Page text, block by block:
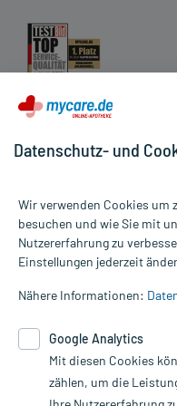
Alle Preise gelten inkl.
Informationen auf dieser
die Untersuchung und
Therapien eingeleitet
Google Analytics. Lesen
unserer
nutzen Sie das Formular:
Datenschutz- und
Wir verwenden Cookies um
besuchen und wie Sie mit
Nutzererfahrung zu
Einstellungen jederzeit
Nähere Informationen:
Google Analytics
Mit diesen Cookies
zählen, um die